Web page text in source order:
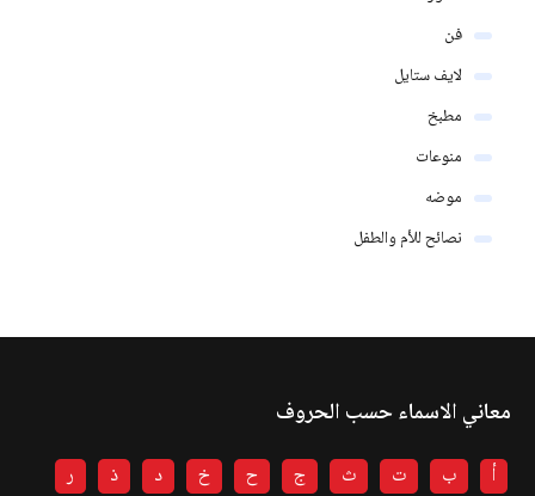
فن
لايف ستايل
مطبخ
منوعات
موضه
نصائح للأم والطفل
معاني الاسماء حسب الحروف
أ ب ت ث ج ح خ د ذ
ر